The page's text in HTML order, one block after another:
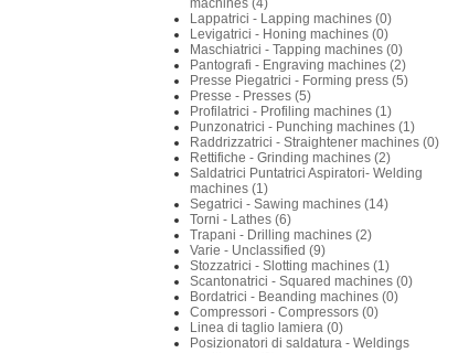
machines (4)
Lappatrici - Lapping machines (0)
Levigatrici - Honing machines (0)
Maschiatrici - Tapping machines (0)
Pantografi - Engraving machines (2)
Presse Piegatrici - Forming press (5)
Presse - Presses (5)
Profilatrici - Profiling machines (1)
Punzonatrici - Punching machines (1)
Raddrizzatrici - Straightener machines (0)
Rettifiche - Grinding machines (2)
Saldatrici Puntatrici Aspiratori- Welding
machines (1)
Segatrici - Sawing machines (14)
Torni - Lathes (6)
Trapani - Drilling machines (2)
Varie - Unclassified (9)
Stozzatrici - Slotting machines (1)
Scantonatrici - Squared machines (0)
Bordatrici - Beanding machines (0)
Compressori - Compressors (0)
Linea di taglio lamiera (0)
Posizionatori di saldatura - Weldings